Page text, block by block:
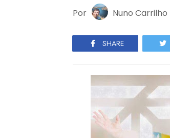
Por Nuno Carrilho
SHARE